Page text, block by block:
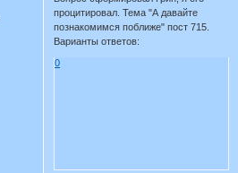
процитировал. Тема "А давайте
познакомимся поближе" пост 715.
Варианты ответов:
0